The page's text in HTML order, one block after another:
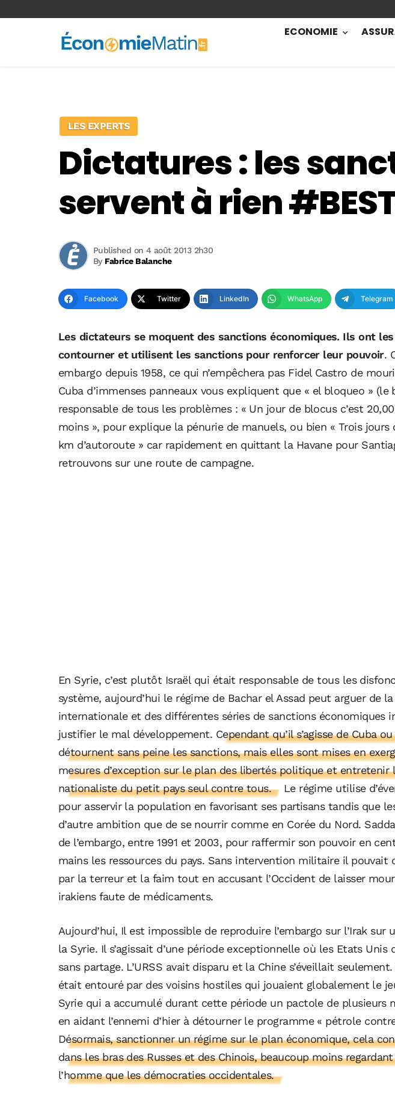
ECONOMIE
LES EXPERTS
Dictatures : les
servent à rien
By Fabrice Balanche
Published on 4 août 2013 2h30
Facebook Twitter LinkedIn WhatsApp Telegram
Les dictateurs se moquent des sanctions économiques. Ils ont
contourner et utilisent les sanctions pour renforcer leur pouvoir.
embargo depuis 1958, ce qui n’empêchera pas Fidel Castro de
Cuba d’immenses panneaux vous expliquent que « el bloqueo » (le
responsable de tous les problèmes : « Un jour de blocus c’est
moins », pour explique la pénurie de manuels, ou bien « Trois jours
km d’autoroute » car rapidement en quittant la Havane pour
retrouvons sur une route de campagne.
En Syrie, c’est plutôt Israël qui était responsable de tous les
système, aujourd’hui le régime de Bachar el Assad peut arguer de
internationale et des différentes séries de sanctions économiques
justifier le mal développement. Cependant qu’il s’agisse de Cuba
détournent sans peine les sanctions, mais elles sont mises en
mesures d’exception sur le plan des libertés politique et entretenir
nationaliste du petit pays seul contre tous.
Le régime utilise
pour asservir la population en favorisant ses partisans tandis que
d’autre ambition que de se nourrir comme en Corée du Nord.
de l’embargo, entre 1991 et 2003, pour raffermir son pouvoir en
mains les ressources du pays. Sans intervention militaire il pouvait
par la terreur et la faim tout en accusant l’Occident de laisser
irakiens faute de médicaments.
Aujourd’hui, Il est impossible de reproduire l’embargo sur l’Irak sur
la Syrie. Il s’agissait d’une période exceptionnelle où les Etats
sans partage. L’URSS avait disparu et la Chine s’éveillait
était entouré par des voisins hostiles qui jouaient globalement le
Syrie qui a accumulé durant cette période un pactole de plusieurs
en aidant l’ennemi d’hier à détourner le programme « pétrole
Désormais, sanctionner un régime sur le plan économique, cela
dans les bras des Russes et des Chinois, beaucoup moins
l’homme que les démocraties occidentales.